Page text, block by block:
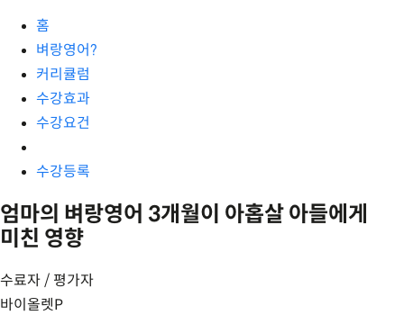
홈
벼랑영어?
커리큘럼
수강효과
수강요건
수강등록
엄마의 벼랑영어 3개월이 아홉살 아들에게
미친 영향
수료자 / 평가자
바이올렛P